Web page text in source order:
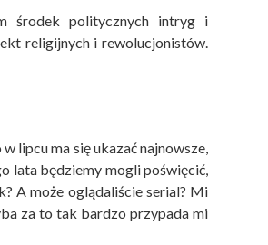
środek politycznych intryg i
religijnych i rewolucjonistów.
lipcu ma się ukazać najnowsze,
lata będziemy mogli poświęcić,
A może oglądaliście serial? Mi
za to tak bardzo przypada mi